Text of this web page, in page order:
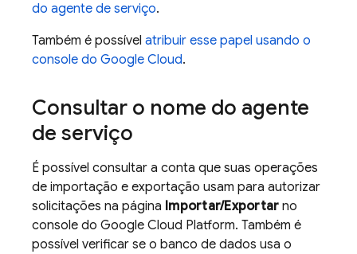
do agente de serviço.
Também é possível atribuir esse papel usando o
console do Google Cloud.
Consultar o nome do agente
de serviço
É possível consultar a conta que suas operações
de importação e exportação usam para autorizar
solicitações na página Importar/Exportar no
console do Google Cloud Platform. Também é
possível verificar se o banco de dados usa o